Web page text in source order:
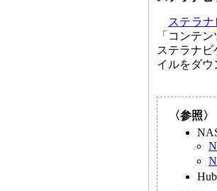
ステラナ
「コンテ
ステラナ
イルをダウ
〈参照〉